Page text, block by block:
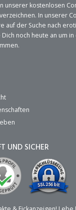
unserer kostenlosen
In unserer
auf der Suche nach
noch heute an um in
UND SICHER